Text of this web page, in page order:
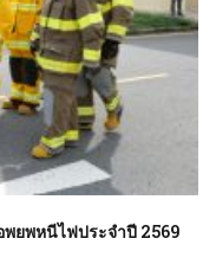
ยพหนีไฟประจำปี 2569